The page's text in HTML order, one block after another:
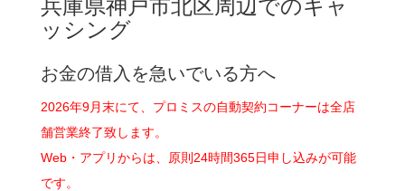
兵庫県神戸市北区周辺でのキャ
ッシング
お金の借入を急いでいる方へ
2026年9月末にて、プロミスの自動契約コーナーは全店
舗営業終了致します。
Web・アプリからは、原則24時間365日申し込みが可能
です。